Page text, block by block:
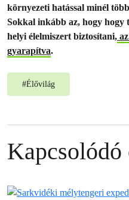
környezeti hatással minél
Sokkal inkább az, hogy hogy
helyi élelmiszert biztosítani,
gyarapítva.
#Élővilág